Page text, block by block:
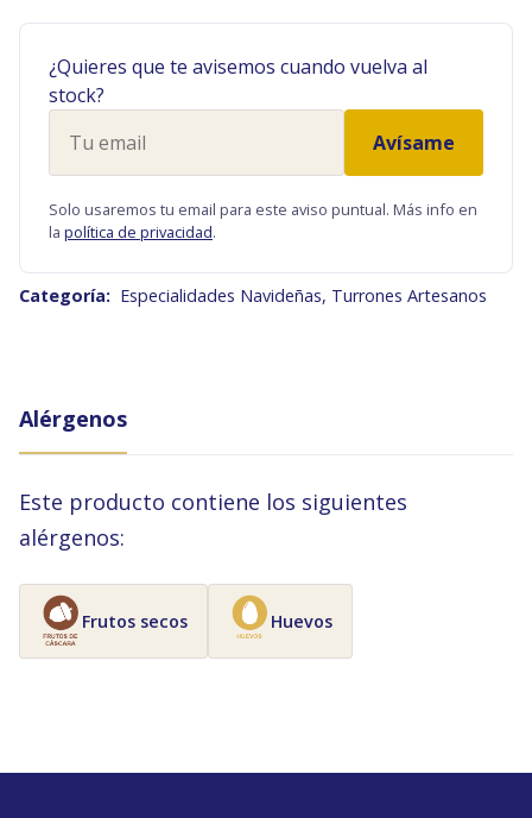
21,00 €
hasta
58,00 €
¿Quieres que te avisemos cuando vuelva al
stock?
email
Avísame
Solo usaremos tu email para este aviso puntual. Más info en
la política de privacidad.
Categoría: Especialidades Navideñas, Turrones Artesanos
Alérgenos
Este producto contiene los siguientes
alérgenos:
Frutos secos Huevos